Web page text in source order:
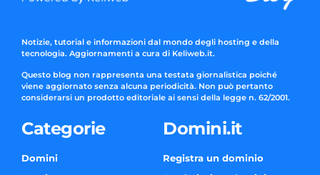
Notizie, tutorial e informazioni dal mondo degli hosting e della
tecnologia. Aggiornamenti a cura di Keliweb.it.
Questo blog non rappresenta una testata giornalistica poiché
viene aggiornato senza alcuna periodicità. Non può pertanto
considerarsi un prodotto editoriale ai sensi della legge n. 62/2001.
Categorie
Domini
Domini.it
Registra un dominio